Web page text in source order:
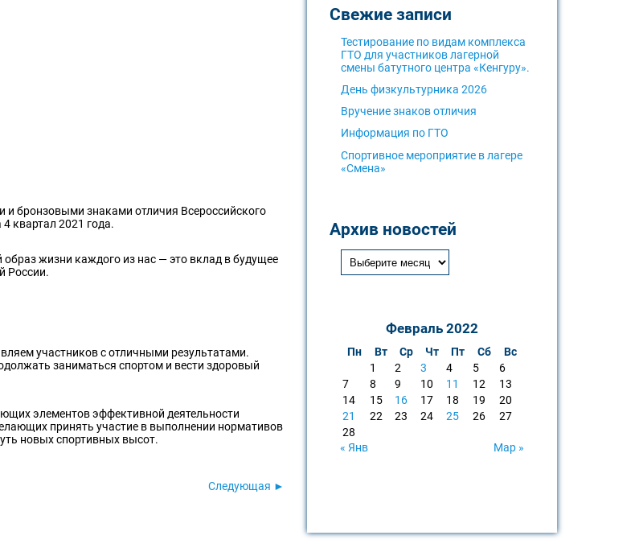
бронзовыми знаками отличия Всероссийского
квартал 2021 года.
жизни каждого из нас — это вклад в будущее
России.
участников с отличными результатами.
заниматься спортом и вести здоровый
элементов эффективной деятельности
принять участие в выполнении нормативов
новых спортивных высот.
Следующая ►
Свежие записи
Тестирование по видам комплекса
ГТО для участников лагерной
смены батутного центра «Кенгуру».
День физкультурника 2026
Вручение знаков отличия
Информация по ГТО
Спортивное мероприятие в лагере
«Смена»
Архив новостей
Февраль 2022
Пн Вт Ср Чт Пт Сб
Вс
1
2 3 4 5
6
7
8 9 10 11 12
13
14
15 16 17 18 19
20
21
22 23 24 25 26
27
28
« Янв
Мар »